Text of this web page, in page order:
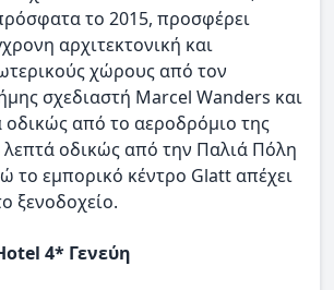
το 2015, προσφέρει
αρχιτεκτονική και
χώρους από τον
σχεδιαστή Marcel Wanders και
οδικώς από το αεροδρόμιο της
λεπτά οδικώς από την Παλιά Πόλη
το εμπορικό κέντρο Glatt απέχει
ξενοδοχείο.
4* Γενεύη